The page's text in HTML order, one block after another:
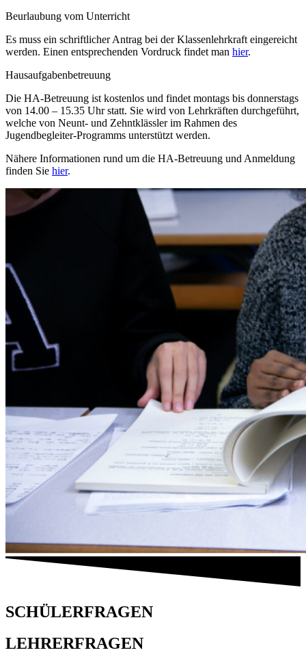
Beurlaubung vom Unterricht
Es muss ein schriftlicher Antrag bei der Klassenlehrkraft eingereicht
werden. Einen entsprechenden Vordruck findet man hier.
Hausaufgabenbetreuung
Die HA-Betreuung ist kostenlos und findet montags bis donnerstags
von 14.00 – 15.35 Uhr statt. Sie wird von Lehrkräften durchgeführt,
welche von Neunt- und Zehntklässler im Rahmen des
Jugendbegleiter-Programms unterstützt werden.
Nähere Informationen rund um die HA-Betreuung und Anmeldung
finden Sie hier.
SCHÜLERFRAGEN
LEHRERFRAGEN